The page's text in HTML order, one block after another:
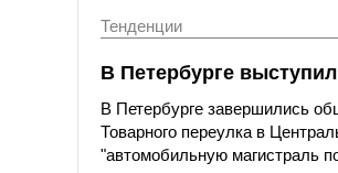
Тенденции
В Петербурге
В Петербурге завершились
Товарного переулка в
"автомобильную магистраль